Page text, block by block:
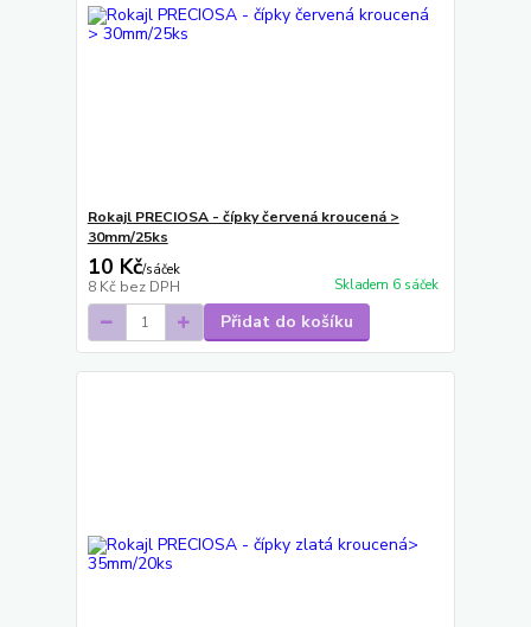
Rokajl PRECIOSA - čípky červená kroucená >
30mm/25ks
10 Kč/sáček
8 Kč bez DPH Skladem 6 sáček
Přidat do košíku